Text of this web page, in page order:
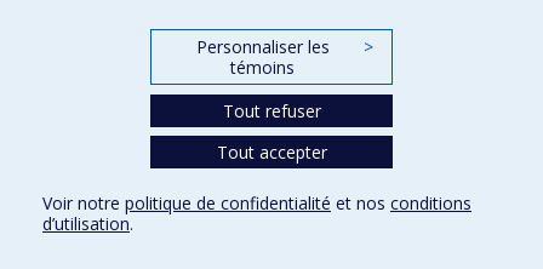
Conditions d’utilisation
Personnaliser les
témoins
>
Tout refuser
Tout accepter
Voir notre politique de confidentialité et nos conditions
d’utilisation.